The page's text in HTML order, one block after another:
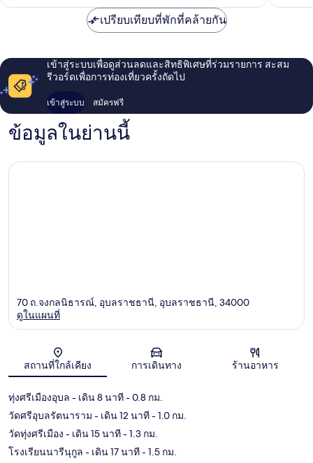
เปรียบเทียบที่พักที่คล้ายกัน
เข้าสู่ระบบเพื่อดูส่วนลดและสิทธิพิเศษที่ร่วมรายการ สะสม
รีวอร์ดเพื่อการท่องเที่ยวครั้งถัดไป
เข้าสู่ระบบ สมัครฟรี
ข้อมูลในย่านนี้
แผนที่
70 ถ.จงกลนิธารณ์, อุบลราชธานี, อุบลราชธานี, 34000
ดูในแผนที่
สถานที่ใกล้เคียง การเดินทาง ร้านอาหาร
ทุ่งศรีเมืองอุบล - เดิน 8 นาที- 0.8 กม.
วัดศรีอุบลรัตนาราม - เดิน 12 นาที- 1.0 กม.
วัดทุ่งศรีเมือง - เดิน 15 นาที- 1.3 กม.
โรงเรียนนารีนุกูล - เดิน 17 นาที- 1.5 กม.